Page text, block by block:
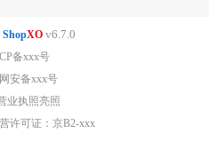
ShopXO v6.7.0
备xxx号
安备xxx号
业执照亮照
许可证：京B2-xxx